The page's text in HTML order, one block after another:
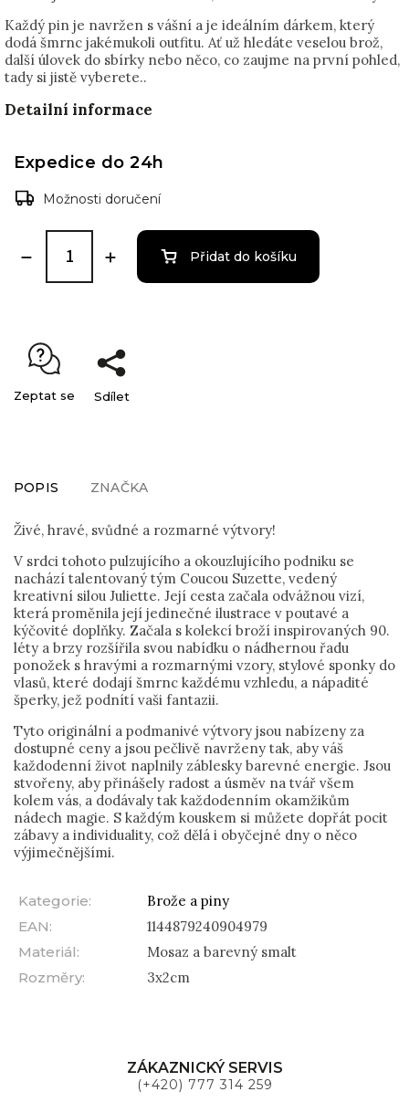
Každý pin je navržen s vášní a je ideálním dárkem, který
dodá šmrnc jakémukoli outfitu. Ať už hledáte veselou brož,
další úlovek do sbírky nebo něco, co zaujme na první pohled,
tady si jistě vyberete..
Detailní informace
Expedice do 24h
Možnosti doručení
Přidat do košíku
Zeptat se Sdílet
POPIS ZNAČKA
Živé, hravé, svůdné a rozmarné výtvory!
V srdci tohoto pulzujícího a okouzlujícího podniku se
nachází talentovaný tým Coucou Suzette, vedený
kreativní silou Juliette. Její cesta začala odvážnou vizí,
která proměnila její jedinečné ilustrace v poutavé a
kýčovité doplňky. Začala s kolekcí broží inspirovaných 90.
léty a brzy rozšířila svou nabídku o nádhernou řadu
ponožek s hravými a rozmarnými vzory, stylové sponky do
vlasů, které dodají šmrnc každému vzhledu, a nápadité
šperky, jež podnítí vaši fantazii.
Tyto originální a podmanivé výtvory jsou nabízeny za
dostupné ceny a jsou pečlivě navrženy tak, aby váš
každodenní život naplnily záblesky barevné energie. Jsou
stvořeny, aby přinášely radost a úsměv na tvář všem
kolem vás, a dodávaly tak každodenním okamžikům
nádech magie. S každým kouskem si můžete dopřát pocit
zábavy a individuality, což dělá i obyčejné dny o něco
výjimečnějšími.
Kategorie:
Brože a piny
EAN:
1144879240904979
Materiál:
Mosaz a barevný smalt
Rozměry: 3x2cm
ZÁKAZNICKÝ SERVIS
(+420) 777 314 259